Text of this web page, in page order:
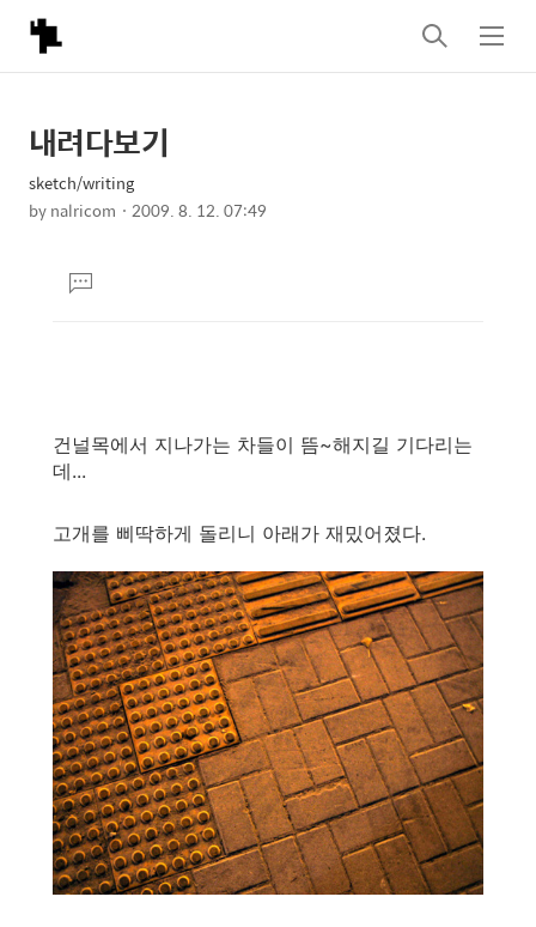
검
색
메
뉴
상
세
컨
본
문
제
목
내려다보기
sketch/writing
bynalricom 2009. 8. 12. 07:49
댓
글
건널목에서 지나가는 차들이 뜸~해지길 기다리는
데...
고개를 삐딱하게 돌리니 아래가 재밌어졌다.